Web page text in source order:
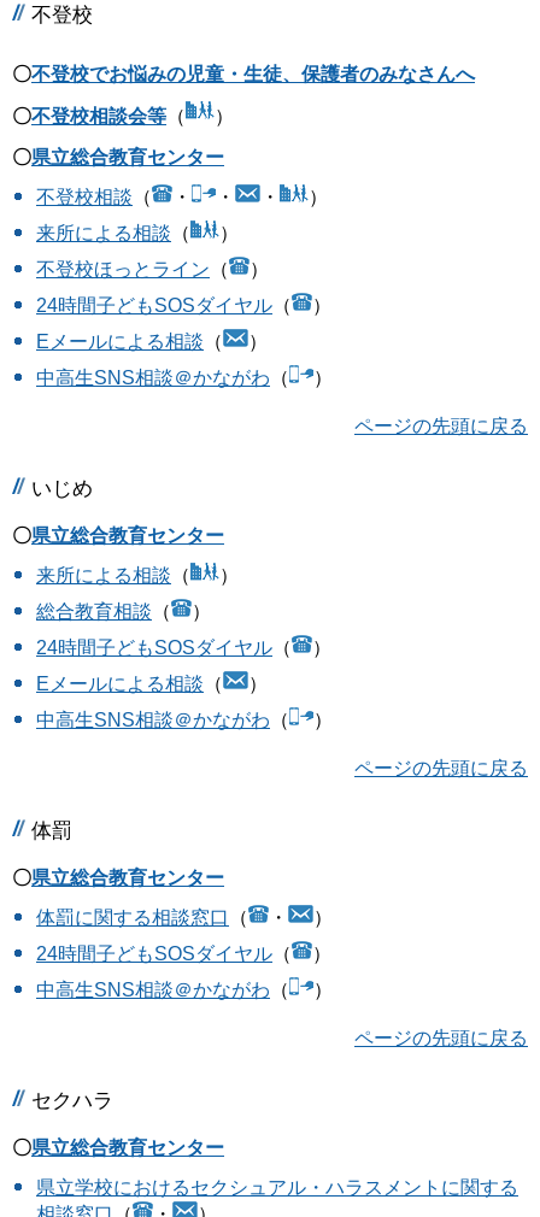
不登校
〇不登校でお悩みの児童・生徒、保護者のみなさんへ
〇不登校相談会等 （ ）
〇県立総合教育センター
不登校相談 （ ・ ・ ・
）
来所による相談 （
）
不登校ほっとライン （
）
24時間子どもSOSダイヤル （
）
Eメールによる相談 （
）
中高生SNS相談＠かながわ （ ）
ページの先頭に戻る
いじめ
〇県立総合教育センター
来所による相談 （
）
総合教育相談 （
）
24時間子どもSOSダイヤル （
）
Eメールによる相談 （
）
中高生SNS相談＠かながわ （ ）
ページの先頭に戻る
体罰
〇県立総合教育センター
体罰に関する相談窓口
（ ・
）
24時間子どもSOSダイヤル （
）
中高生SNS相談＠かながわ （ ）
ページの先頭に戻る
セクハラ
〇県立総合教育センター
県立学校におけるセクシュアル・ハラスメントに関する